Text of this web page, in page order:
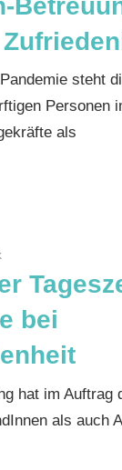
steht
Personen
als
bei
hat im Auftrag
als auch